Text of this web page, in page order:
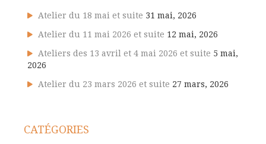
Atelier du 18 mai et suite 31 mai, 2026
Atelier du 11 mai 2026 et suite 12 mai, 2026
Ateliers des 13 avril et 4 mai 2026 et suite 5 mai,
2026
Atelier du 23 mars 2026 et suite 27 mars, 2026
CATÉGORIES